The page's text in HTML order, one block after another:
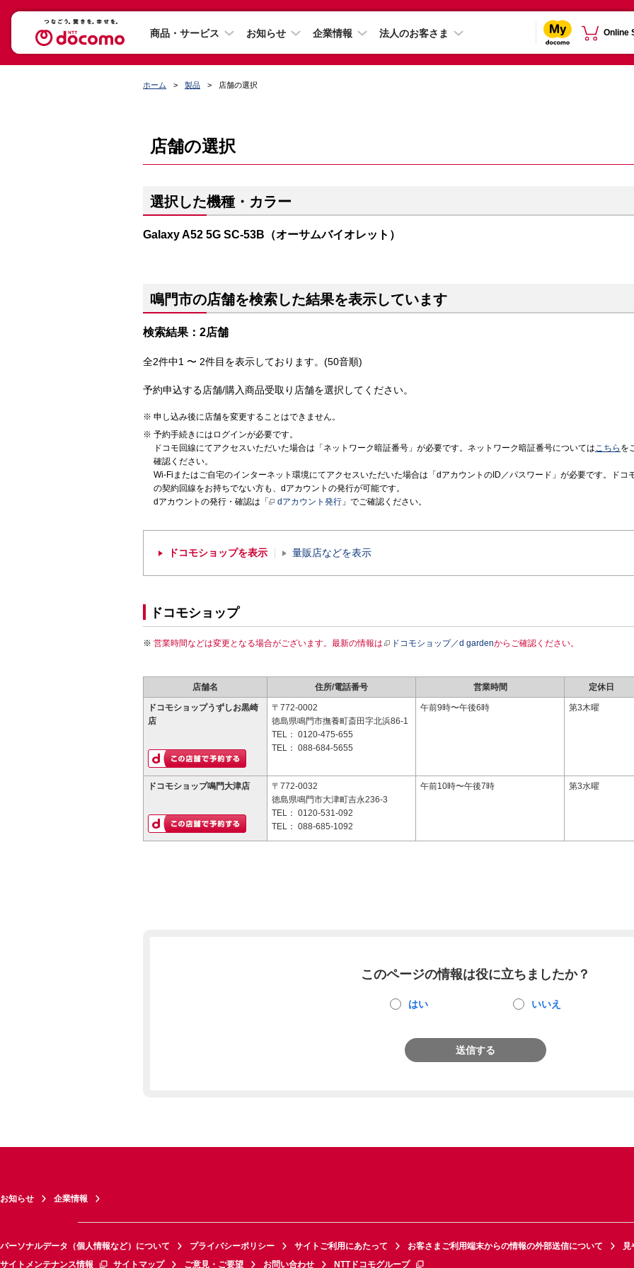
商品・サービス お知らせ 企業情報 法人のお客さま Online
ホーム 製品 店舗の選択
店舗の選択
選択した機種・カラー
Galaxy A52 5G SC-53B（オーサムバイオレット）
鳴門市の店舗を検索した結果を表示しています
検索結果：2店舗
全2件中1 〜 2件目を表示しております。(50音順)
予約申込する店舗/購入商品受取り店舗を選択してください。
申し込み後に店舗を変更することはできません。
予約手続きにはログインが必要です。
ドコモ回線にてアクセスいただいた場合は「ネットワーク暗証番号」が必要です。ネットワーク暗証番号についてはこちら を
確認ください。
Wi-Fiまたはご自宅のインターネット環境にてアクセスいただいた場合は「dアカウントのID／パスワード」が必要です。ドコ
の契約回線をお持ちでない方も、dアカウントの発行が可能です。
dアカウントの発行・確認は「
dアカウント発行 」でご確認ください。
ドコモショップを表示 量販店などを表示
ドコモショップ
営業時間などは変更となる場合がございます。最新の情報は ドコモショップ／d gardenからご確認ください。
店舗名 住所/電話番号 営業時間 定休日
ドコモショップうずしお黒崎
店
〒772-0002
徳島県鳴門市撫養町斎田字北浜86-1
TEL： 0120-475-655
TEL： 088-684-5655
午前9時〜午後6時 第3木曜
ドコモショップ鳴門大津店
〒772-0032
徳島県鳴門市大津町吉永236-3
TEL： 0120-531-092
TEL： 088-685-1092
午前10時〜午後7時 第3水曜
このページの情報は役に立ちましたか？
はい いいえ
送信する
お知らせ 企業情報
パーソナルデータ（個人情報など）について プライバシーポリシー サイトご利用にあたって お客さまご利用端末からの情報の外部送信について
見
サイトメンテナンス情報
サイトマップ ご意見・ご要望 お問い合わせ NTTドコモグループ